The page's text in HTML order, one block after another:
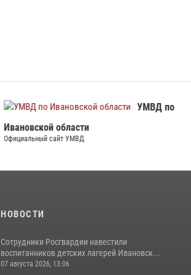
УМВД по
Ивановской области
Официальный сайт УМВД
НОВОСТИ
Сотрудники Росгвардии навестили
воспитанников детских лагерей Ивановск...
07 августа 2026, 13:06